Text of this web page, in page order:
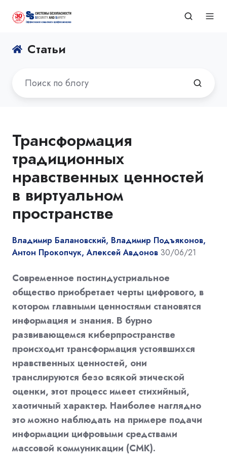
Статьи
Трансформация
традиционных
нравственных ценностей
в виртуальном
пространстве
Владимир Балановский, Владимир Подъяконов,
Антон Прокопчук, Алексей Авдонов 30/06/21
Современное постиндустриальное
общество приобретает черты цифрового, в
котором главными ценностями становятся
информация и знания. В бурно
развивающемся киберпространстве
происходит трансформация устоявшихся
нравственных ценностей, они
транслируются безо всякой этической
оценки, этот процесс имеет стихийный,
хаотичный характер. Наиболее наглядно
это можно наблюдать на примере подачи
информации цифровыми средствами
массовой коммуникации (СМК).